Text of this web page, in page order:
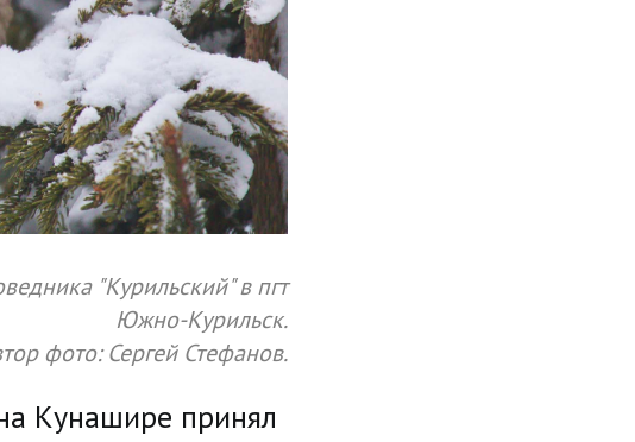
"Курильский" в пгт
Южно-Курильск.
фото: Сергей Стефанов.
Кунашире принял